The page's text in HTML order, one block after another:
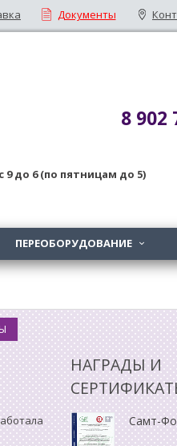
Документы
8 902
9до 6 (по пятницам до 5)
ПЕРЕОБОРУДОВАНИЕ 
НАГРАДЫ И
Самт-